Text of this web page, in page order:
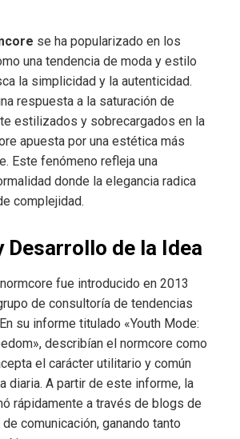
se ha popularizado en los
una tendencia de moda y estilo
la simplicidad y la autenticidad.
respuesta a la saturación de
estilizados y sobrecargados en la
apuesta por una estética más
Este fenómeno refleja una
donde la elegancia radica
complejidad.
Desarrollo de la Idea
fue introducido en 2013
de consultoría de tendencias
su informe titulado «Youth Mode:
describían el normcore como
el carácter utilitario y común
diaria. A partir de este informe, la
rápidamente a través de blogs de
comunicación, ganando tanto